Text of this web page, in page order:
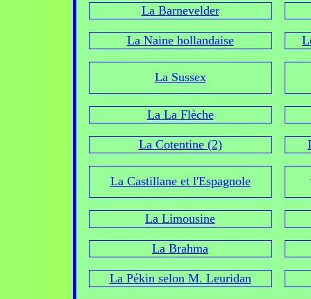
La Barnevelder
La Naine hollandaise
La Sussex
La La Flèche
La Cotentine (2)
La Castillane et l'Espagnole
La Limousine
La Brahma
La Pékin selon M. Leuridan